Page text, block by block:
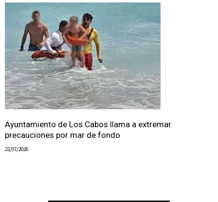
Ayuntamiento de Los Cabos llama a extremar
precauciones por mar de fondo
22/07/2026